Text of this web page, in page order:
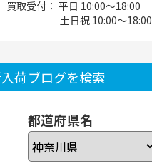
買取受付： 平日 10:00～18:00
土日祝 10:00～18:00
荷ブログを検索
都道府県名